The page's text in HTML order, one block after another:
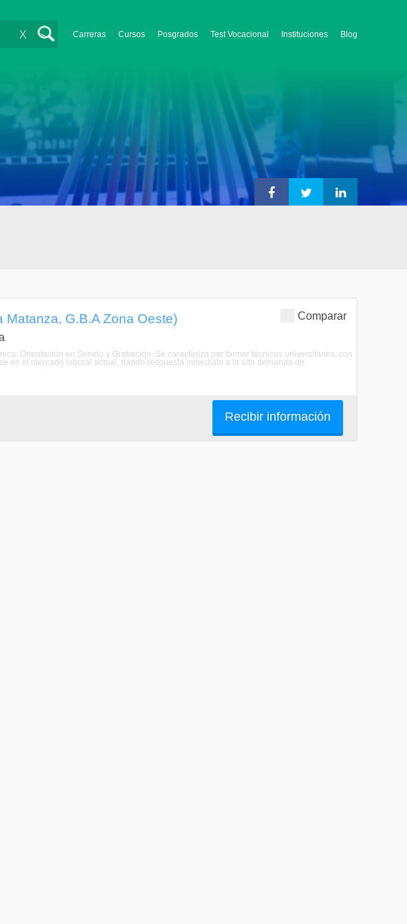
Carreras Cursos Posgrados Test Vocacional Instituciones Blog
X
Comparar
G.B.A Zona Oeste)
Orientación en Sonido y Grabación. Se caracteriza por formar técnicos universitarios, con
en el mercado laboral actual, dando respuesta inmediata a la alta demanda de
Recibir información